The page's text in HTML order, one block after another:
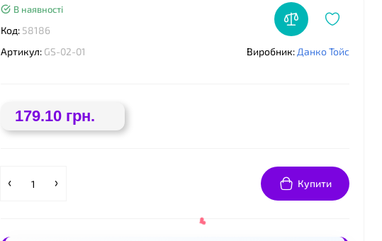
В наявності
Код: 58186
Артикул: GS-02-01 Виробник: Данко Тойс
179.10 грн.
Купити